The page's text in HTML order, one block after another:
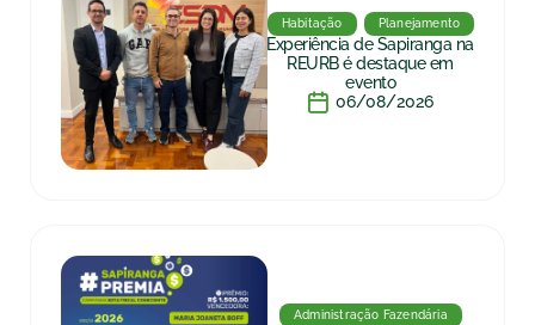
Habitação Planejamento
Experiência de Sapiranga na
REURB é destaque em
evento
06/08/2026
Administração Fazendária